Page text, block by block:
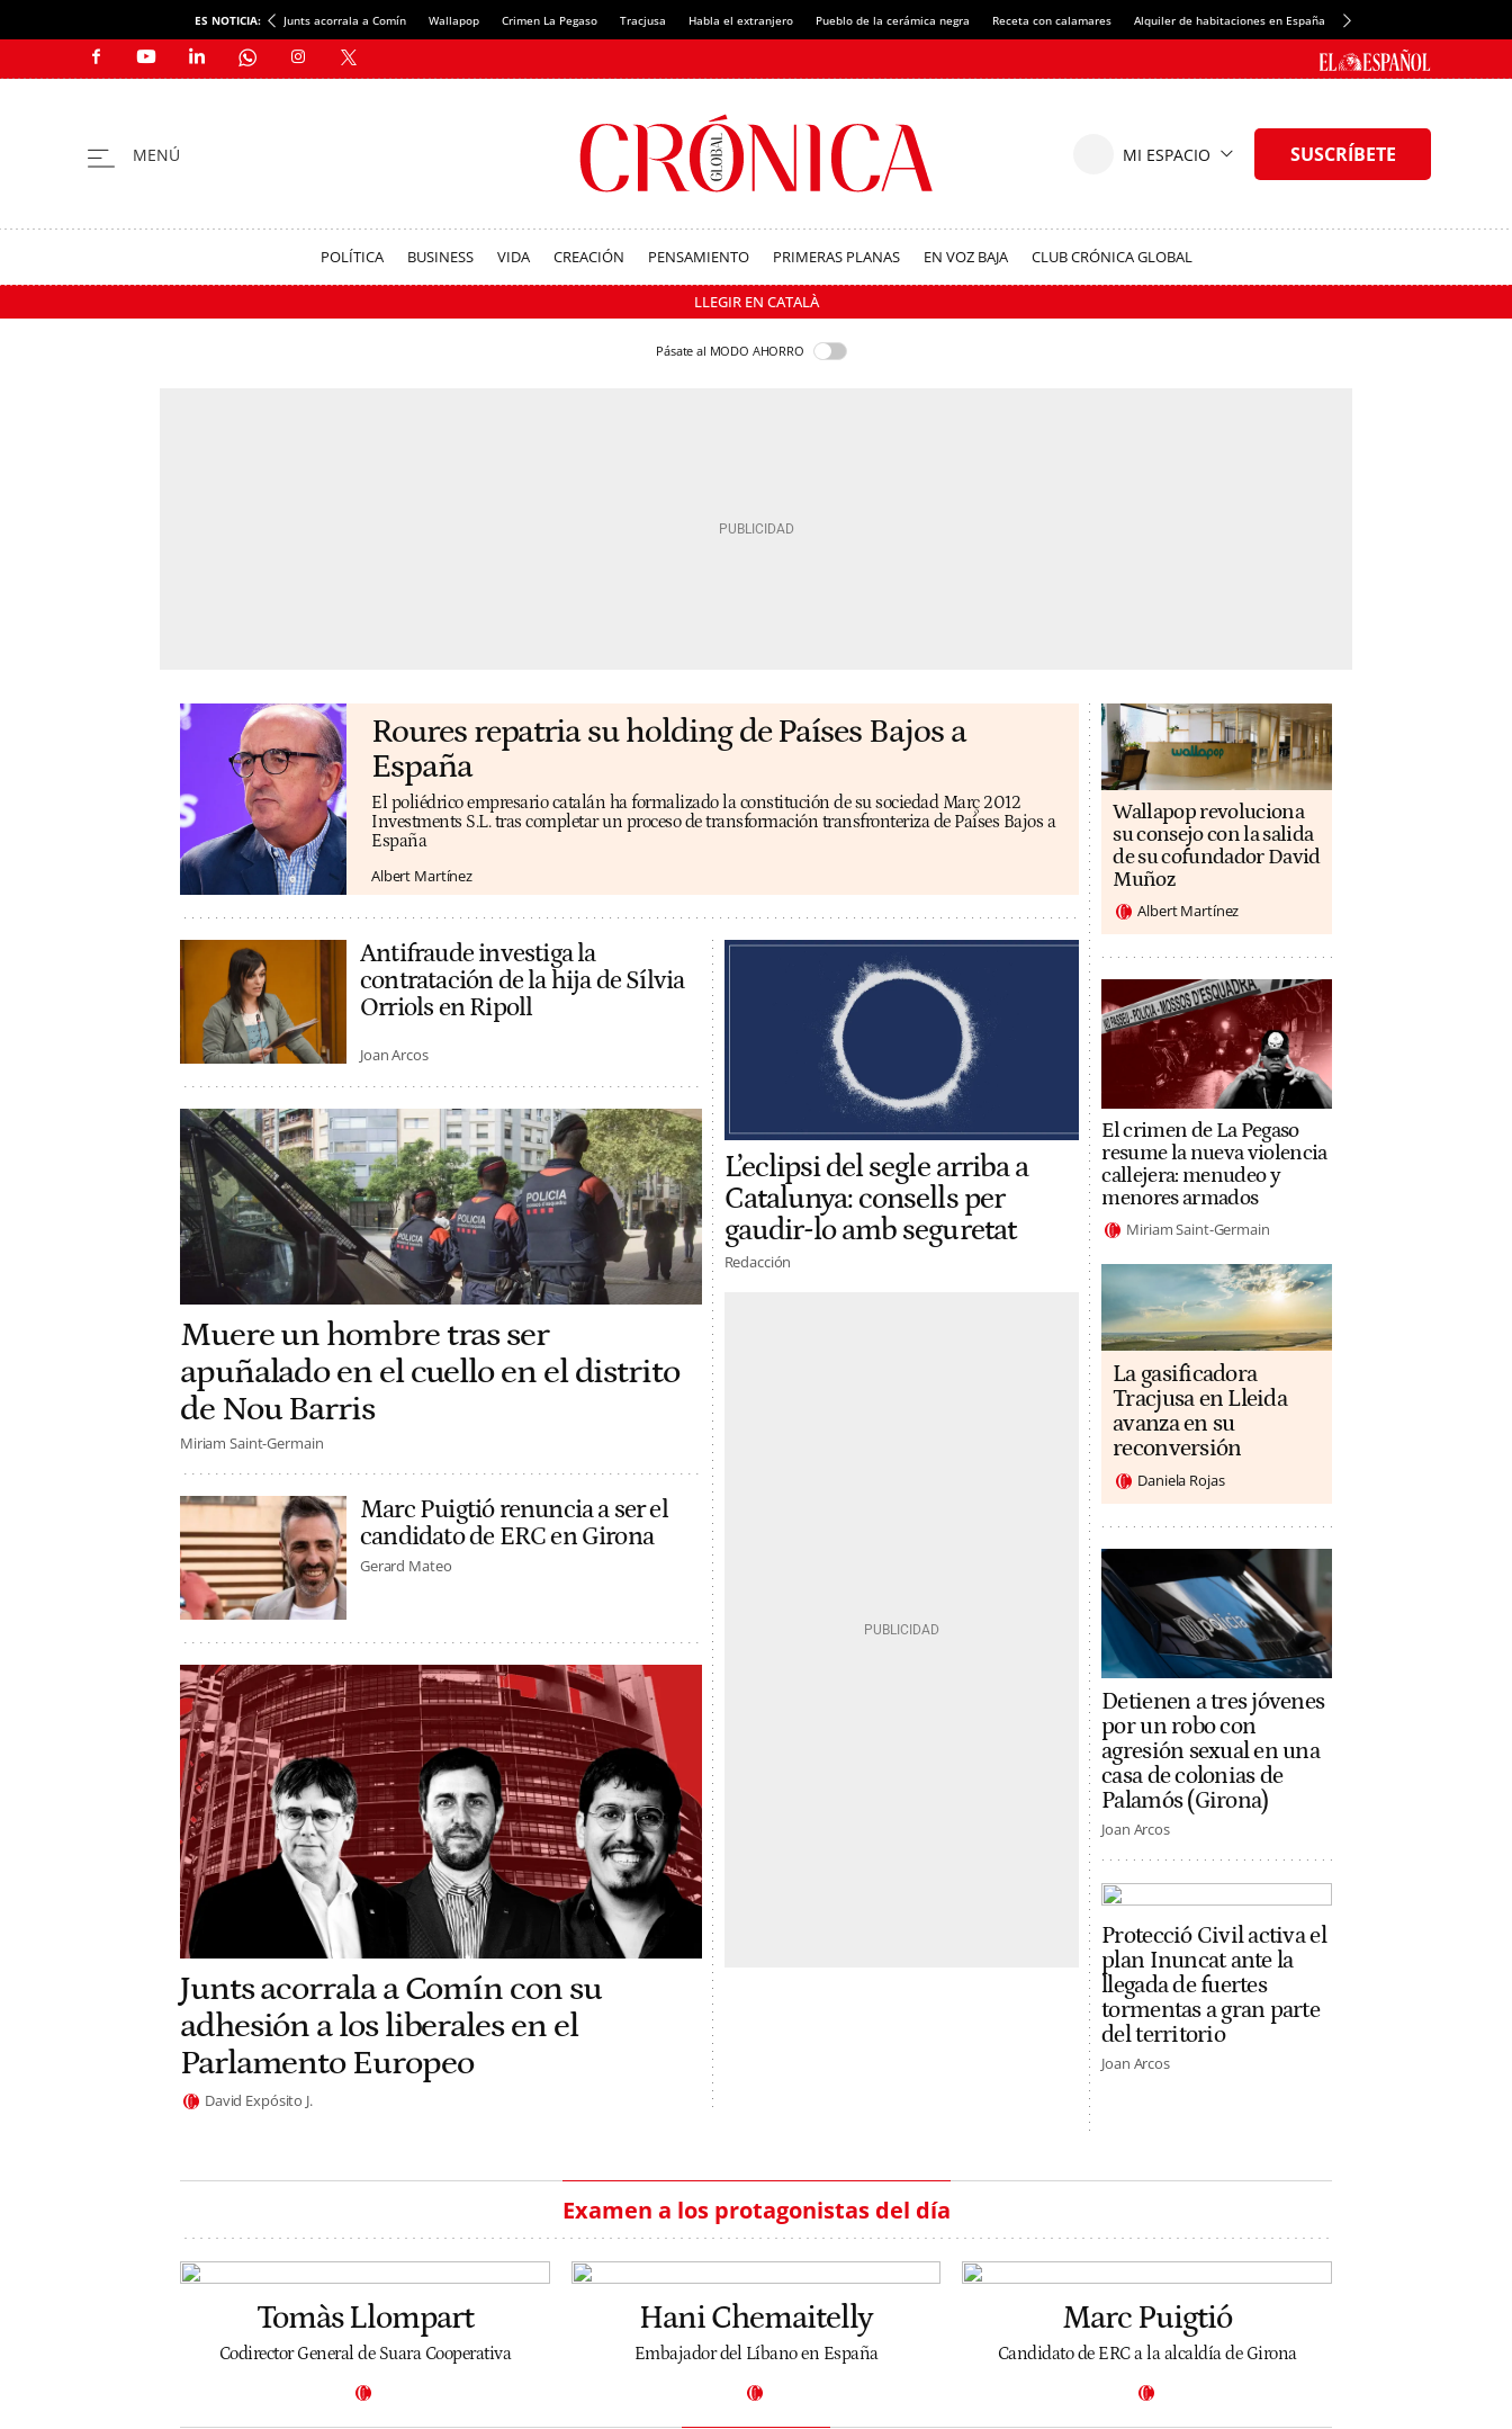
ES NOTICIA: Junts acorrala a Comín Wallapop Crimen La Pegaso Tracjusa Habla el extranjero Pueblo de la cerámica negra Receta con calamares Alquiler de habitaciones en España Crédito del Spotify Camp Nou
POLÍTICA BUSINESS VIDA CREACIÓN PENSAMIENTO PRIMERAS PLANAS EN VOZ BAJA CLUB CRÓNICA GLOBAL
LLEGIR EN CATALÀ
Pásate al MODO AHORRO
Roures repatria su holding de Países Bajos a
España
El poliédrico empresario catalán ha formalizado la constitución de su sociedad Març 2012
Investments S.L. tras completar un proceso de transformación transfronteriza de Países Bajos a
España
Albert Martínez
Antifraude investiga la
contratación de la hija de Sílvia
Orriols en Ripoll
Joan Arcos
Muere un hombre tras ser
apuñalado en el cuello en el distrito
de Nou Barris
Miriam Saint-Germain
Marc Puigtió renuncia a ser el
candidato de ERC en Girona
Gerard Mateo
Junts acorrala a Comín con su
adhesión a los liberales en el
Parlamento Europeo
David Expósito J.
L’eclipsi del segle arriba a
Catalunya: consells per
gaudir-lo amb seguretat
Redacción
Wallapop revoluciona
su consejo con la salida
de su cofundador David
Muñoz
Albert Martínez
El crimen de La Pegaso
resume la nueva violencia
callejera: menudeo y
menores armados
Miriam Saint-Germain
La gasificadora
Tracjusa en Lleida
avanza en su
reconversión
Daniela Rojas
Detienen a tres jóvenes
por un robo con
agresión sexual en una
casa de colonias de
Palamós (Girona)
Joan Arcos
Protecció Civil activa el
plan Inuncat ante la
llegada de fuertes
tormentas a gran parte
del territorio
Joan Arcos
Examen a los protagonistas del día
Tomàs Llompart
Codirector General de Suara Cooperativa
Hani Chemaitelly
Embajador del Líbano en España
Marc Puigtió
Candidato de ERC a la alcaldía de Girona